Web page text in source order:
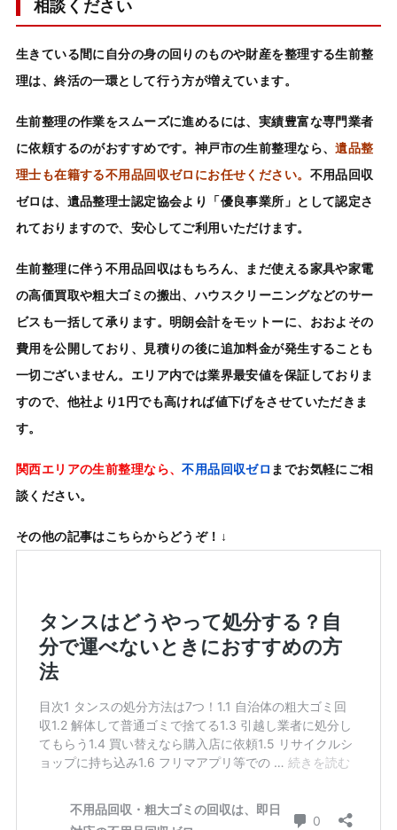
相談ください
生きている間に自分の身の回りのものや財産を整理する生前整
理は、終活の一環として行う方が増えています。
生前整理の作業をスムーズに進めるには、 実績豊富な専門業者
に依頼するのがおすすめです。神戸市の生前整理なら、遺品整
理士も在籍する不用品回収ゼロにお任せください。 不用品回収
ゼロは、遺品整理士認定協会より「優良事業所」として認定さ
れておりますので、安心してご利用いただけます。
生前整理に伴う不用品回収はもちろん、まだ使える家具や家電
の高価買取や粗大ゴミの搬出、ハウスクリーニングなどのサー
ビス も一括して承ります。明朗会計をモットーに、おおよその
費用を公開しており、見積りの後に追加料金が発生することも
一切ございません。エリア内では業界最安値を保証しておりま
すので、他社より1円でも高ければ値下げをさせていただきま
す。
関西エリアの生前整理なら、不用品回収ゼロ までお気軽にご相
談ください。
その他の記事はこちらからどうぞ！↓